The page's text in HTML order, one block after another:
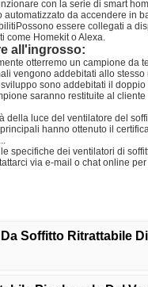
con la serie di smart
automatizzato da accendere in
essere collegati a
come Homekit o Alexa.
all'ingrosso:
otterremo un campione da
vengono addebitati allo
sono addebitati il doppio
saranno restituite al
della luce del ventilatore del
hanno ottenuto il
specifiche dei ventilatori di
via e-mail o chat online
Soffitto Ritrattabile